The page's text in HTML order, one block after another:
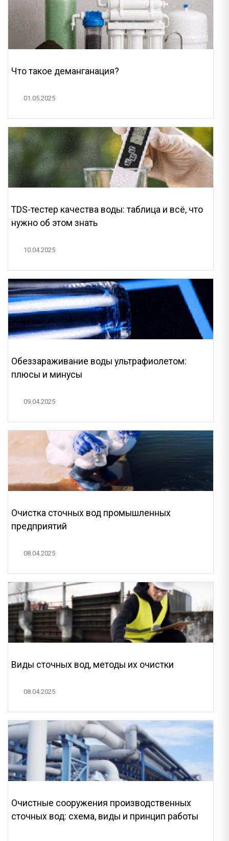
Что такое деманганация?
01.05.2025
TDS-тестер качества воды: таблица и всё, что
нужно об этом знать
10.04.2025
Обеззараживание воды ультрафиолетом:
плюсы и минусы
09.04.2025
Очистка сточных вод промышленных
предприятий
08.04.2025
Виды сточных вод, методы их очистки
08.04.2025
Очистные сооружения производственных
сточных вод: схема, виды и принцип работы